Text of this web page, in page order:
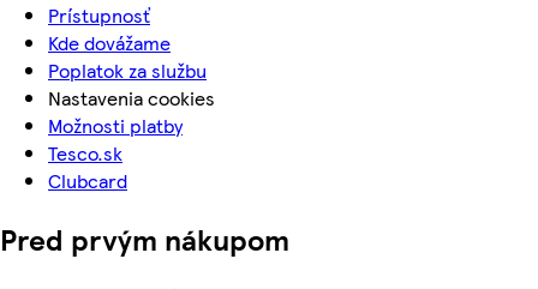
Prístupnosť
Kde dovážame
Poplatok za službu
Nastavenia cookies
Možnosti platby
Tesco.sk
Clubcard
Pred prvým nákupom